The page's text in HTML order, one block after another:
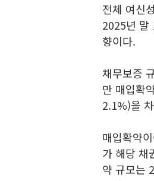
전체 여신
2025년 말
향이다.
채무보증
만 매입확
2.1%)을
매입확약
가 해당 채
약 규모는